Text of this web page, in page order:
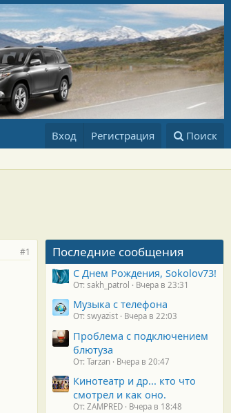
Вход Регистрация Поиск
#1 Последние сообщения
С Днем Рождения, Sokolov73!
От: sakh_patrol Вчера в 23:31
Музыка с телефона
От: swyazist Вчера в 22:03
Проблема с подключением
блютуза
От: Tarzan Вчера в 20:47
Кинотеатр и др... кто что
смотрел и как оно.
От: ZAMPRED Вчера в 18:48